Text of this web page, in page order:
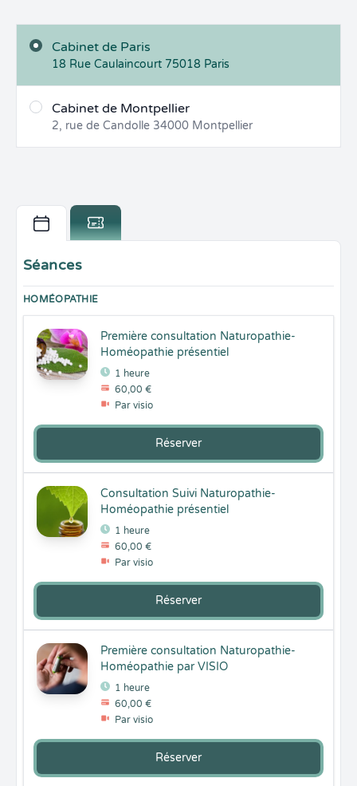
Cabinet de Paris
18 Rue Caulaincourt 75018 Paris
Cabinet de Montpellier
2, rue de Candolle 34000 Montpellier
Séances
HOMÉOPATHIE
Première consultation Naturopathie-
Homéopathie présentiel
1 heure
60,00 €
Par visio
Réserver
Consultation Suivi Naturopathie-
Homéopathie présentiel
1 heure
60,00 €
Par visio
Réserver
Première consultation Naturopathie-
Homéopathie par VISIO
1 heure
60,00 €
Par visio
Réserver